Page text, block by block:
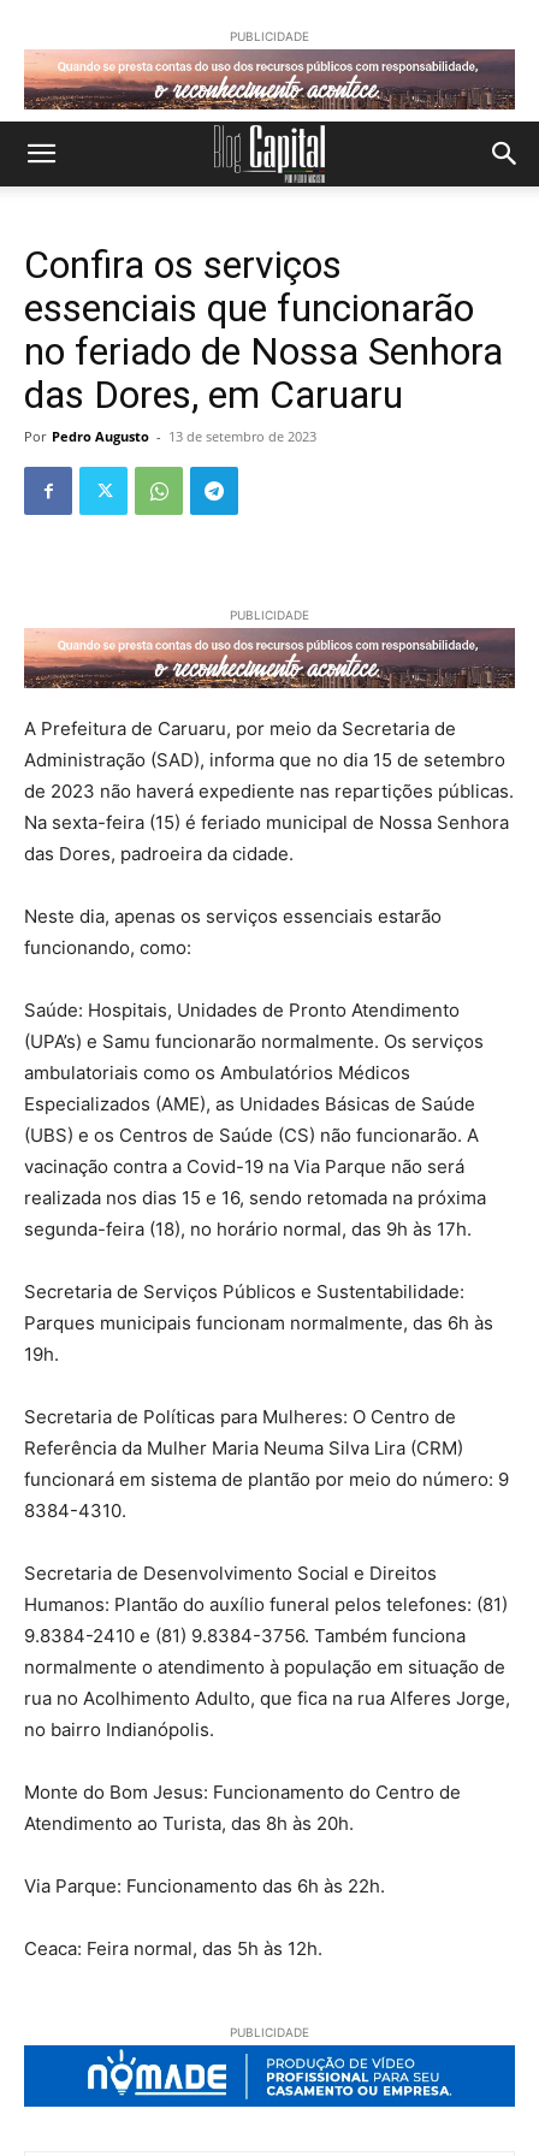
PUBLICIDADE
Confira os serviços
essenciais que funcionarão
no feriado de Nossa Senhora
das Dores, em Caruaru
Por Pedro Augusto - 13 de setembro de 2023
PUBLICIDADE
A Prefeitura de Caruaru, por meio da Secretaria de
Administração (SAD), informa que no dia 15 de setembro
de 2023 não haverá expediente nas repartições públicas.
Na sexta-feira (15) é feriado municipal de Nossa Senhora
das Dores, padroeira da cidade.
Neste dia, apenas os serviços essenciais estarão
funcionando, como:
Saúde: Hospitais, Unidades de Pronto Atendimento
(UPA’s) e Samu funcionarão normalmente. Os serviços
ambulatoriais como os Ambulatórios Médicos
Especializados (AME), as Unidades Básicas de Saúde
(UBS) e os Centros de Saúde (CS) não funcionarão. A
vacinação contra a Covid-19 na Via Parque não será
realizada nos dias 15 e 16, sendo retomada na próxima
segunda-feira (18), no horário normal, das 9h às 17h.
Secretaria de Serviços Públicos e Sustentabilidade:
Parques municipais funcionam normalmente, das 6h às
19h.
Secretaria de Políticas para Mulheres: O Centro de
Referência da Mulher Maria Neuma Silva Lira (CRM)
funcionará em sistema de plantão por meio do número: 9
8384-4310.
Secretaria de Desenvolvimento Social e Direitos
Humanos: Plantão do auxílio funeral pelos telefones: (81)
9.8384-2410 e (81) 9.8384-3756. Também funciona
normalmente o atendimento à população em situação de
rua no Acolhimento Adulto, que fica na rua Alferes Jorge,
no bairro Indianópolis.
Monte do Bom Jesus: Funcionamento do Centro de
Atendimento ao Turista, das 8h às 20h.
Via Parque: Funcionamento das 6h às 22h.
Ceaca: Feira normal, das 5h às 12h.
PUBLICIDADE